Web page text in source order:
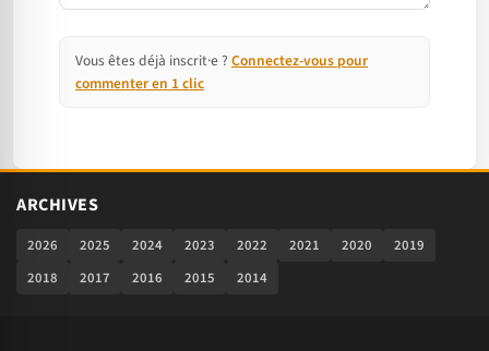
Vous êtes déjà inscrit·e ? Connectez-vous pour
commenter en 1 clic
ARCHIVES
2026 2025 2024 2023 2022 2021 2020
2019
2018
2017 2016 2015 2014